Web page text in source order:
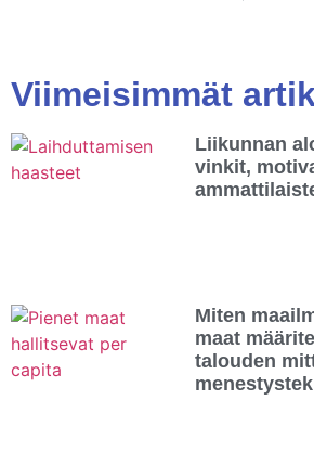
Viimeisimmät
Liikunnan
vinkit,
Miten
maat
talouden